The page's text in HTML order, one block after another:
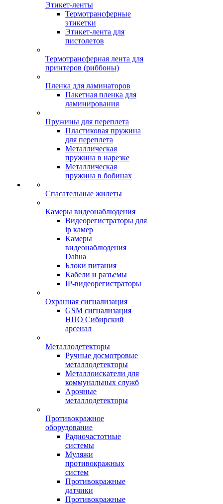
Этикет-ленты
Термотрансферные
этикетки
Этикет-лента для
пистолетов
Термотрансферная лента для
принтеров (риббоны)
Пленка для ламинаторов
Пакетная пленка для
ламинирования
Пружины для переплета
Пластиковая пружина
для переплета
Металлическая
пружина в нарезке
Металлическая
пружина в бобинах
Спасательные жилеты
Камеры видеонаблюдения
Видеорегистраторы для
ip камер
Камеры
видеонаблюдения
Dahua
Блоки питания
Кабели и разъемы
IP-видеорегистраторы
Охранная сигнализация
GSM сигнализация
НПО Сибирский
арсенал
Металлодетекторы
Ручные досмотровые
металлодетекторы
Металлоискатели для
коммунальных служб
Арочные
металлодетекторы
Противокражное
оборудование
Радиочастотные
системы
Муляжи
противокражных
систем
Противокражные
датчики
Противокражные